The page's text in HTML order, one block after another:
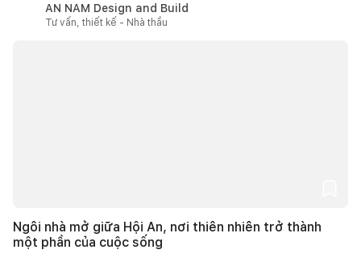
AN NAM Design and Build
Tư vấn, thiết kế - Nhà thầu
Ngôi nhà mở giữa Hội An, nơi thiên nhiên trở thành
một phần của cuộc sống